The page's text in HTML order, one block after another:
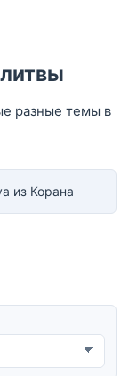
разные темы в
из Корана